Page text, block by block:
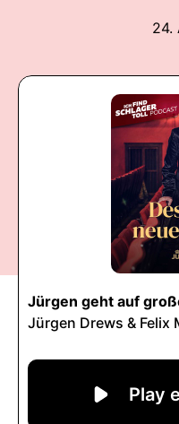
24.